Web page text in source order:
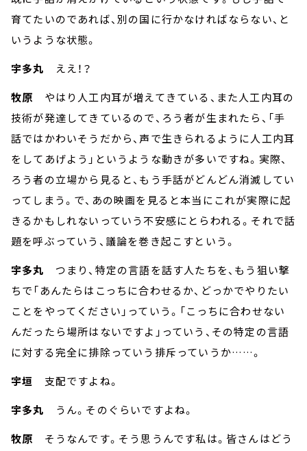
育てたいのであれば、別の国に行かなければならない、と
いうような状態。
宇多丸 ええ！？
牧原 やはり人工内耳が増えてきている、また人工内耳の
技術が発達してきているので、ろう者が生まれたら、「手
話ではかわいそうだから、声で生きられるように人工内耳
をしてあげよう」というような動きが多いですね。実際、
ろう者の立場から見ると、もう手話がどんどん消滅してい
ってしまう。で、あの映画を見ると本当にこれが実際に起
きるかもしれないっていう不安感にとらわれる。それで話
題を呼ぶっていう、議論を巻き起こすという。
宇多丸 つまり、特定の言語を話す人たちを、もう狙い撃
ちで「あんたらはこっちに合わせるか、どっかでやりたい
ことをやってください」っていう。「こっちに合わせない
んだったら場所はないですよ」っていう、その特定の言語
に対する完全に排除っていう排斥っていうか……。
宇垣
支配ですよね。
宇多丸 うん。そのぐらいですよね。
牧原 そうなんです。そう思うんです私は。皆さんはどう